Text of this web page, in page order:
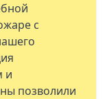
с
и
позволили